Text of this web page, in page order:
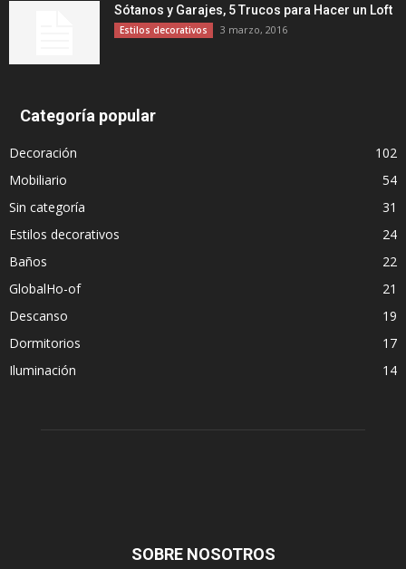
Sótanos y Garajes, 5 Trucos para Hacer un Loft
Estilos decorativos 3 marzo, 2016
Categoría popular
Decoración
102
Mobiliario
54
Sin categoría
31
Estilos decorativos
24
Baños
22
GlobalHo-of
21
Descanso
19
Dormitorios
17
Iluminación
14
SOBRE NOSOTROS